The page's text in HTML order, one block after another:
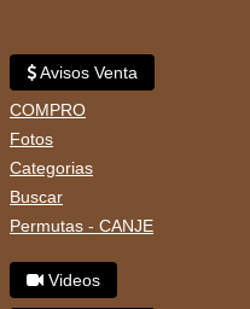
Avisos Venta
COMPRO
Fotos
Categorias
Buscar
Permutas - CANJE
Videos